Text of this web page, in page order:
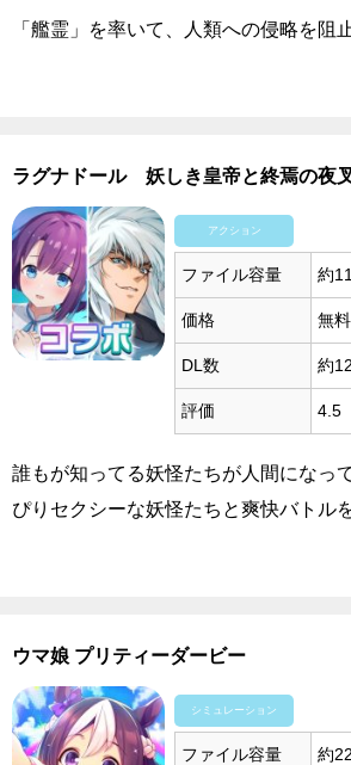
「艦霊」を率いて、人類への侵略を阻
ラグナドール 妖しき皇帝と終焉の夜叉
アクション
ファイル容量 約
価格 無料
DL数 約
評価 4.5
誰もが知ってる妖怪たちが人間になっ
ぴりセクシーな妖怪たちと爽快バトル
ウマ娘 プリティーダービー
シミュレーション
ファイル容量 約